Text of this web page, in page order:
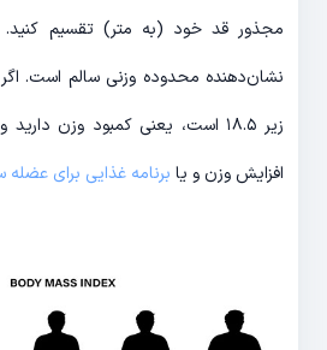
نشان‌دهنده محدوده وزنی سالم است.
زیر ۱۸.۵ است، یعنی کمبود وزن
افزایش وزن و یا برنامه غذایی برای عضله